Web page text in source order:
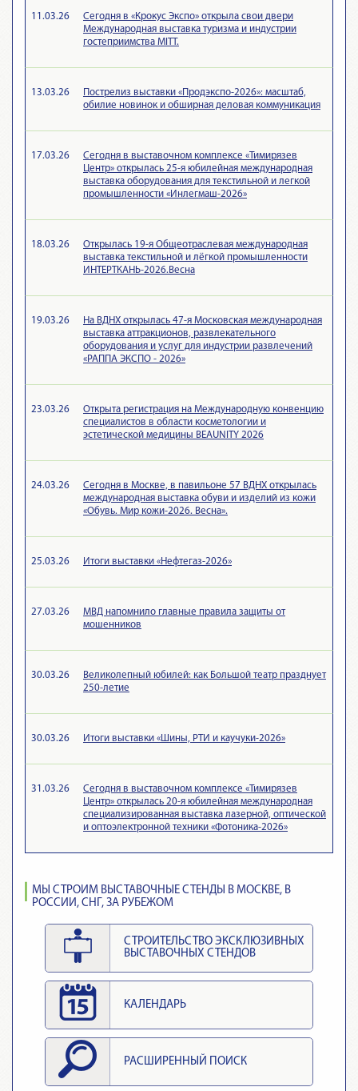
11.03.26
Сегодня в «Крокус Экспо» открыла свои двери
Международная выставка туризма и индустрии
гостеприимства MITT.
13.03.26
Пострелиз выставки «Продэкспо-2026»: масштаб,
обилие новинок и обширная деловая коммуникация
17.03.26
Сегодня в выставочном комплексе «Тимирязев
Центр» открылась 25-я юбилейная международная
выставка оборудования для текстильной и легкой
промышленности «Инлегмаш-2026»
18.03.26
Открылась 19-я Общеотраслевая международная
выставка текстильной и лёгкой промышленности
ИНТЕРТКАНЬ-2026.Весна
19.03.26
На ВДНХ открылась 47-я Московская международная
выставка аттракционов, развлекательного
оборудования и услуг для индустрии развлечений
«РАППА ЭКСПО - 2026»
23.03.26
Открыта регистрация на Международную конвенцию
специалистов в области косметологии и
эстетической медицины BEAUNITY 2026
24.03.26
Сегодня в Москве, в павильоне 57 ВДНХ открылась
международная выставка обуви и изделий из кожи
«Обувь. Мир кожи-2026. Весна».
25.03.26 Итоги выставки «Нефтегаз-2026»
27.03.26
МВД напомнило главные правила защиты от
мошенников
30.03.26
Великолепный юбилей: как Большой театр празднует
250-летие
30.03.26 Итоги выставки «Шины, РТИ и каучуки-2026»
31.03.26
Сегодня в выставочном комплексе «Тимирязев
Центр» открылась 20-я юбилейная международная
специализированная выставка лазерной, оптической
и оптоэлектронной техники «Фотоника-2026»
МЫ СТРОИМ ВЫСТАВОЧНЫЕ СТЕНДЫ В МОСКВЕ, В
РОССИИ, СНГ, ЗА РУБЕЖОМ
СТРОИТЕЛЬСТВО ЭКСКЛЮЗИВНЫХ
ВЫСТАВОЧНЫХ СТЕНДОВ
КАЛЕНДАРЬ
РАСШИРЕННЫЙ ПОИСК